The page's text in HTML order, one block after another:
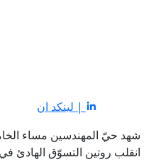
| لينكد ان
انقلب روتين التسوّق الهادئ